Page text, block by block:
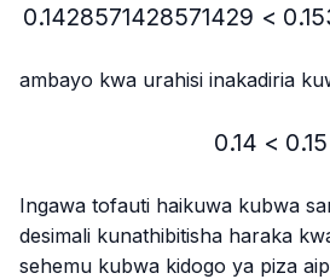
0.1428571428571429 <
ambayo kwa urahisi inakadiria
0.14
0.14 < 0.15
Ingawa tofauti haikuwa kubwa
desimali kunathibitisha haraka
sehemu kubwa kidogo ya piza